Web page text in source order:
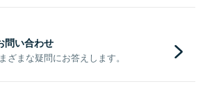
問い合わせ
ざまな疑問にお答えします。